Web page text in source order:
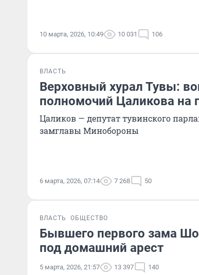
10 марта, 2026, 10:49 10 031 106
ВЛАСТЬ
Верховный хурал Тувы:
полномочий Цаликова на
Цаликов — депутат тувинского
замглавы Минобороны
6 марта, 2026, 07:14 7 268 50
ВЛАСТЬ ОБЩЕСТВО
Бывшего первого зама
под домашний арест
5 марта, 2026, 21:57 13 397 140